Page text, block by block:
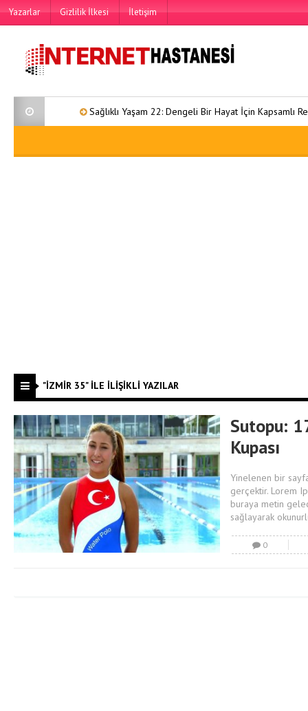
Yazarlar Gizlilik İlkesi İletişim
Sağlıklı Yaşam 22: Dengeli Bir Hayat İçin Kapsamlı Rehber
"İZMIR 35" ILE İLIŞIKLI YAZILAR
Sutopu:
Kupası
Yinelenen bir
gerçektir. Lorem
buraya metin
sağlayarak
0